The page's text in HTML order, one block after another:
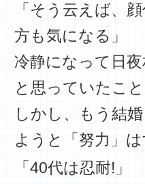
「そう云えば、
方も気になる」
冷静になって日
と思っていたこ
しかし、もう結
ようと「努力」
「40代は忍耐!